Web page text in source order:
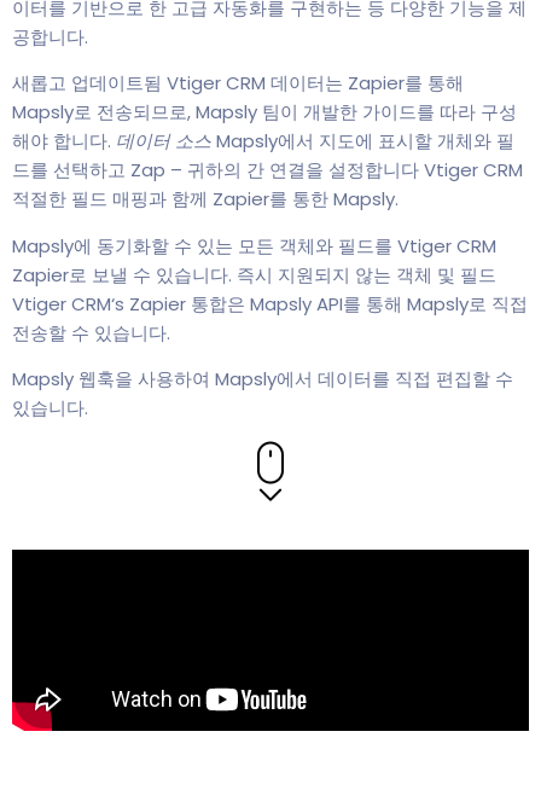
이터를 기반으로 한 고급 자동화를 구현하는 등 다양한 기능을 제
공합니다.
새롭고 업데이트됨 Vtiger CRM 데이터는 Zapier를 통해
Mapsly로 전송되므로, Mapsly 팀이 개발한 가이드를 따라 구성
해야 합니다. 데이터 소스Mapsly에서 지도에 표시할 개체와 필
드를 선택하고 Zap – 귀하의 간 연결을 설정합니다 Vtiger CRM
적절한 필드 매핑과 함께 Zapier를 통한 Mapsly.
Mapsly에 동기화할 수 있는 모든 객체와 필드를 Vtiger CRM
Zapier로 보낼 수 있습니다. 즉시 지원되지 않는 객체 및 필드
Vtiger CRM‘s Zapier 통합은 Mapsly API를 통해 Mapsly로 직접
전송할 수 있습니다.
Mapsly 웹훅을 사용하여 Mapsly에서 데이터를 직접 편집할 수
있습니다.